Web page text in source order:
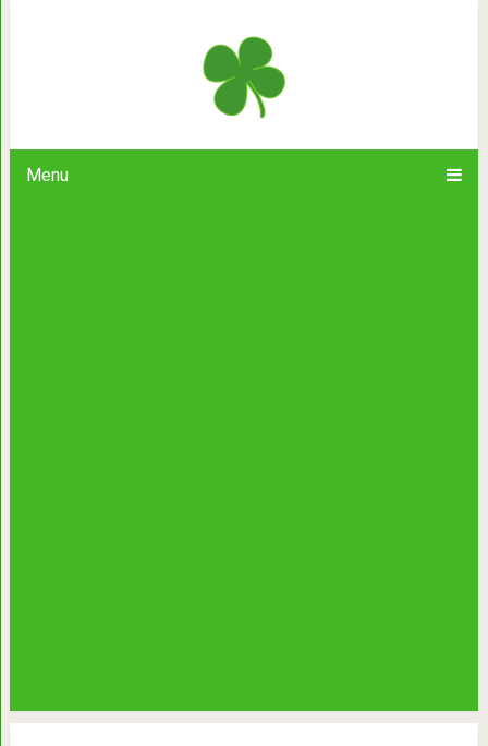
Menu
«Дети – это экзамен, который